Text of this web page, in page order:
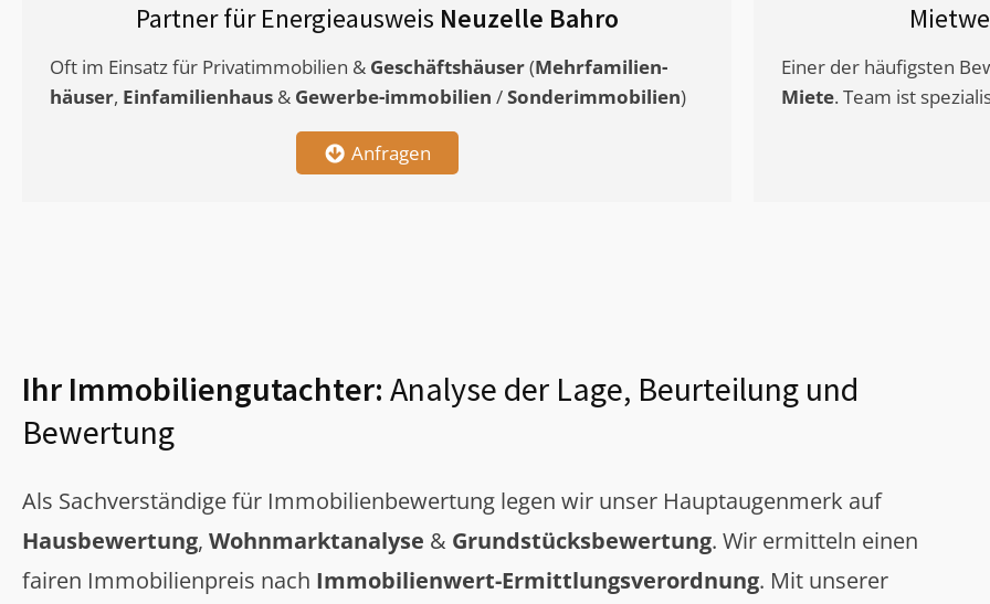
Partner für Energieausweis Neuzelle Bahro
Oft im Einsatz für Privatimmobilien & Geschäftshäuser(Mehrfamilien-
häuser, Einfamilienhaus & Gewerbe-immobilien /Sonderimmobilien)
Anfragen
Einer der häufigsten
Miete. Team ist
Ihr Immobiliengutachter: Analyse der Lage, Beurteilung und
Bewertung
Als Sachverständige für Immobilienbewertung legen wir unser Hauptaugenmerk auf
Hausbewertung, Wohnmarktanalyse & Grundstücksbewertung. Wir ermitteln einen
fairen Immobilienpreis nach Immobilienwert-Ermittlungsverordnung. Mit unserer